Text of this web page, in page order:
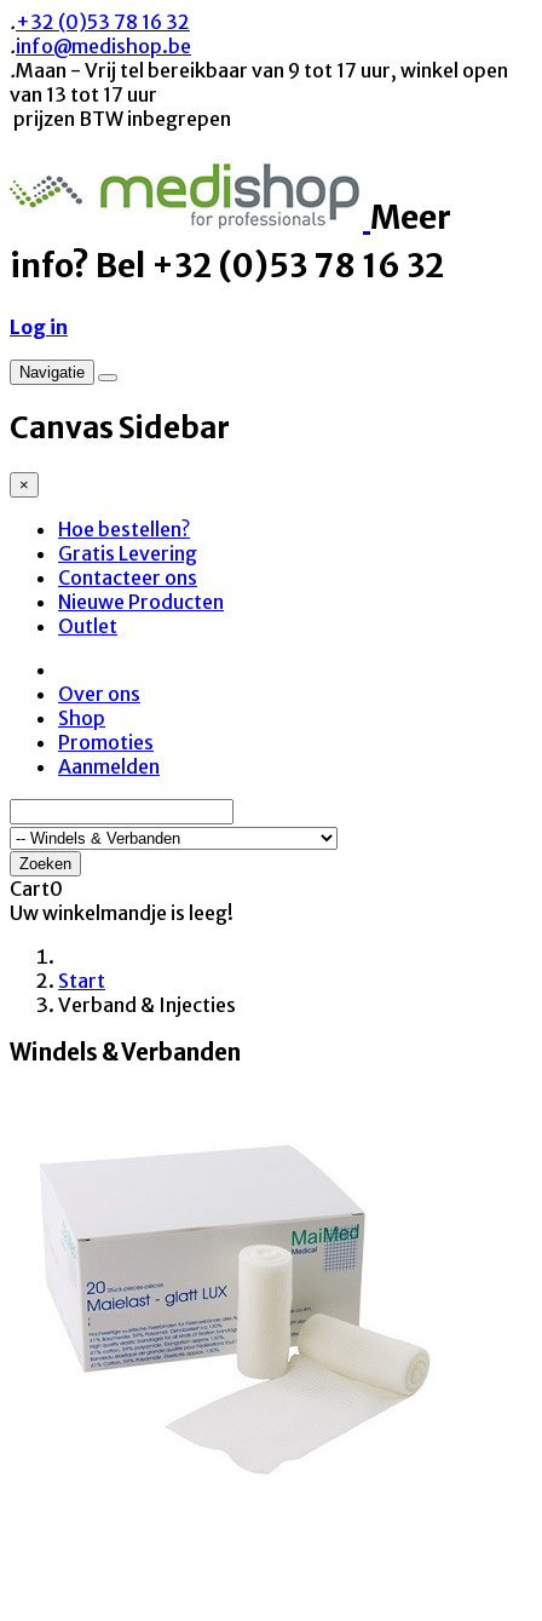
.+32 (0)53 78 16 32
.info@medishop.be
.Maan - Vrij tel bereikbaar van 9 tot 17 uur, winkel open
van 13 tot 17 uur
prijzen BTW inbegrepen
Meer
info? Bel +32 (0)53 78 16 32
Log in
Navigatie
Canvas Sidebar
×
Hoe bestellen?
Gratis Levering
Contacteer ons
Nieuwe Producten
Outlet
Over ons
Shop
Promoties
Aanmelden
Zoeken
Cart0
Uw winkelmandje is leeg!
Start
Verband & Injecties
Windels & Verbanden